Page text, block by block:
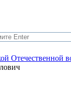
Отечественной